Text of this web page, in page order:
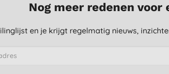
Nog meer redenen voor
en je krijgt regelmatig nieuws,